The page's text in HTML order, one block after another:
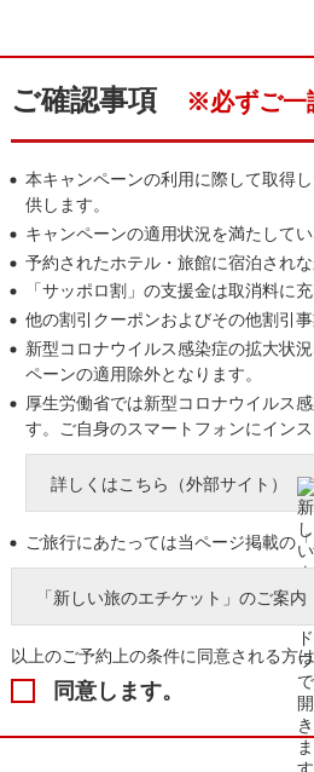
ご確認事項 ※必ずご一
本キャンペーンの利用に際して取得
供します。
キャンペーンの適用状況を満たして
予約されたホテル・旅館に宿泊され
「サッポロ割」の支援金は取消料に
他の割引クーポンおよびその他割引
新型コロナウイルス感染症の拡大状
ペーンの適用除外となります。
厚生労働省では新型コロナウイルス
す。ご自身のスマートフォンにイン
詳しくはこちら（外部サイト）
ご旅行にあたっては当ページ掲載の
「新しい旅のエチケット」のご案内
以上のご予約上の条件に同意される方
同意します。